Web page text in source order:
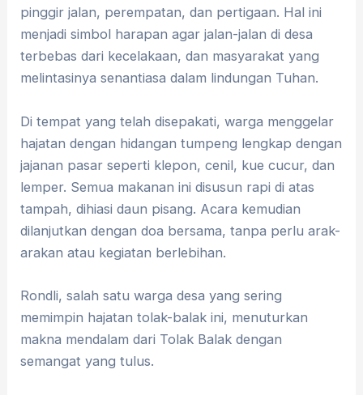
pinggir jalan, perempatan, dan pertigaan. Hal ini
menjadi simbol harapan agar jalan-jalan di desa
terbebas dari kecelakaan, dan masyarakat yang
melintasinya senantiasa dalam lindungan Tuhan.
Di tempat yang telah disepakati, warga menggelar
hajatan dengan hidangan tumpeng lengkap dengan
jajanan pasar seperti klepon, cenil, kue cucur, dan
lemper. Semua makanan ini disusun rapi di atas
tampah, dihiasi daun pisang. Acara kemudian
dilanjutkan dengan doa bersama, tanpa perlu arak-
arakan atau kegiatan berlebihan.
Rondli, salah satu warga desa yang sering
memimpin hajatan tolak-balak ini, menuturkan
makna mendalam dari Tolak Balak dengan
semangat yang tulus.